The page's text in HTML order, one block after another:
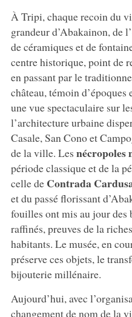
À Tripi, chaque recoin du
grandeur d’Abakainon, de
de céramiques et de
centre historique, point de
en passant par le
château, témoin d’époques
une vue spectaculaire sur
l’architecture urbaine
Casale, San Cono et
de la ville. Les nécropoles
période classique et de la
celle de Contrada
et du passé florissant
fouilles ont mis au jour des
raffinés, preuves de la
habitants. Le musée, en
préserve ces objets, le
bijouterie millénaire.
Aujourd’hui, avec
changement de nom de la